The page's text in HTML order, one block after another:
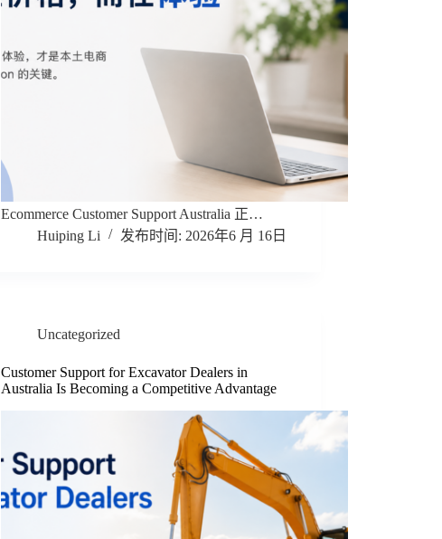
Ecommerce Customer Support Australia 正…
Huiping Li
2026年6 月 16日
Uncategorized
Customer Support for Excavator Dealers in
Australia Is Becoming a Competitive Advantage